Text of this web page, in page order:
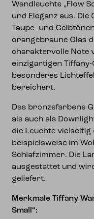
Wandleuchte „Flow
und Eleganz aus.
Taupe- und
orangebraune Glas
charaktervolle Note
einzigartigen
besonderes
bereichert.
Das bronzefarbene
als auch als
die Leuchte
beispielsweise im
Schlafzimmer. Die
ausgestattet und
geliefert.
Merkmale Tiffany
Small“: